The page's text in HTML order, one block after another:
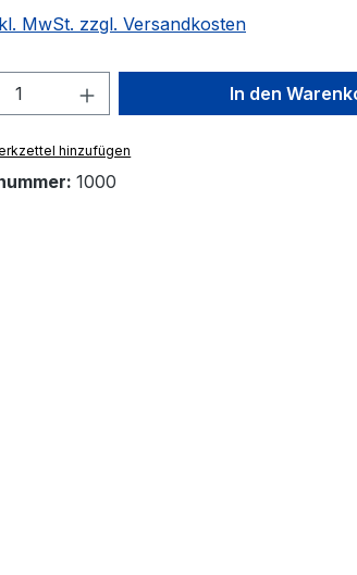
MwSt. zzgl. Versandkosten
Anzahl: Gib denIn den
hinzufügen
1000